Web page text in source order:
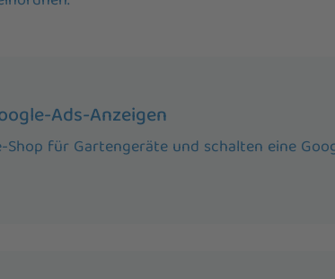
Ads-Anzeigen
Shop für Gartengeräte und schalten eine